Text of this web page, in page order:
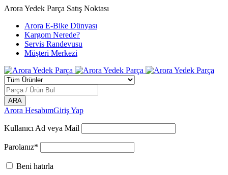
Arora Yedek Parça Satış Noktası
Arora E-Bike Dünyası
Kargom Nerede?
Servis Randevusu
Müşteri Merkezi
Arora HesabımGiriş Yap
Kullanıcı Ad veya Mail
Parolanız*
Beni hatırla